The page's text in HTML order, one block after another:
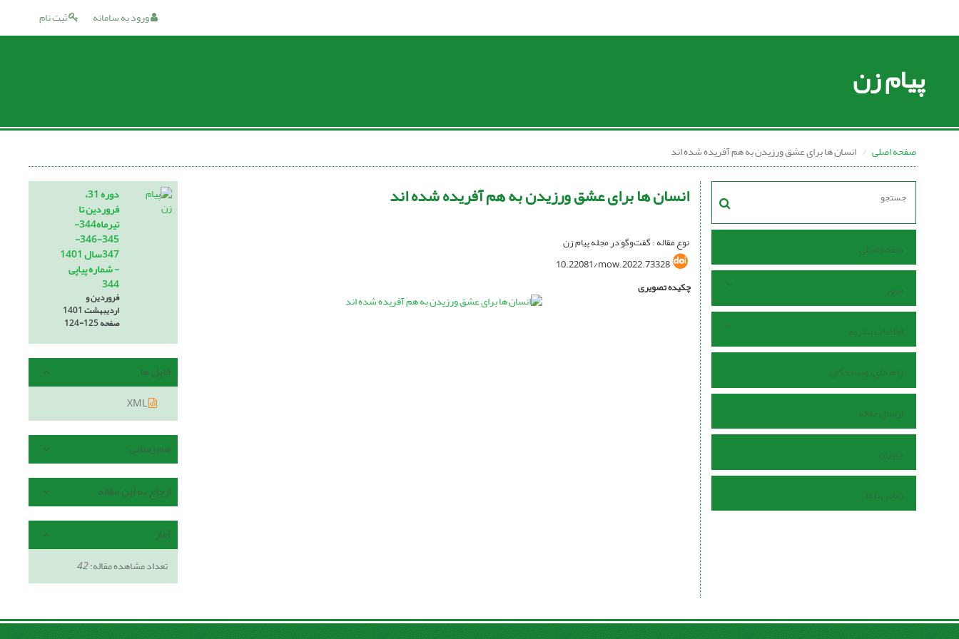
ثبت نام ورود به سامانه
پیام زن
صفحه اصلی انسان ها برای عشق ورزیدن به هم آفریده شده اند
صفحه اصلی
مرور
اطلاعات نشریه
راهنمای نویسندگان
ارسال مقاله
داوران
تماس با ما
انسان ها برای عشق ورزیدن به هم آفریده شده اند
نوع مقاله : گفت‌وگو در مجله پیام زن
10.22081/mow.2022.73328
چکیده تصویری
دوره 31،
فروردین تا
تیرماه344-
345-346-
347سال 1401
- شماره پیاپی
344
فروردین و
اردیبهشت 1401
صفحه124-125
فایل ها
XML
هم رسانی
ارجاع به این مقاله
آمار
تعداد مشاهده مقاله:42